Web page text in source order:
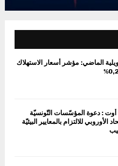
الماضي: مؤشر أسعار الاستهلاك
بداية من 12 أوت : دعوة المؤسّسات التّونسيّة
الأوروبي للالتزام بالمعايير البيئيّة